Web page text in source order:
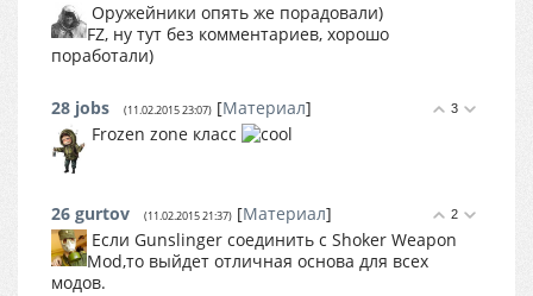
Оружейники опять же порадовали)
FZ, ну тут без комментариев, хорошо
поработали)
3
28 jobs (11.02.2015 23:07) [Материал]
Frozen zone класс
2
26 gurtov (11.02.2015 21:37) [Материал]
Если Gunslinger соединить с Shoker Weapon
Mod,то выйдет отличная основа для всех
модов.